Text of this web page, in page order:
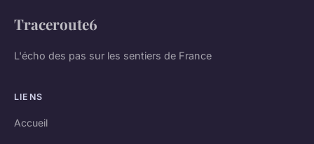
Traceroute6
L'écho des pas sur les sentiers de France
LIENS
Accueil